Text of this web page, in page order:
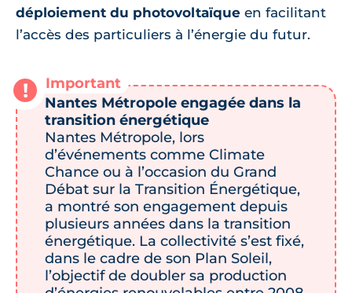
déploiement du photovoltaïque en facilitant
l’accès des particuliers à l’énergie du futur.
Nantes Métropole engagée dans la
transition énergétique
Nantes Métropole, lors
d’événements comme Climate
Chance ou à l’occasion du Grand
Débat sur la Transition Énergétique,
a montré son engagement depuis
plusieurs années dans la transition
énergétique. La collectivité s’est fixé,
dans le cadre de son Plan Soleil,
l’objectif de doubler sa production